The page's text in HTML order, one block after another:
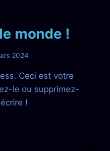
monde !
2024
Ceci est votre
le ou supprimez-
!